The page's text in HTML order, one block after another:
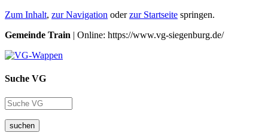
Zum Inhalt, zur Navigation oderzur Startseite springen.
Gemeinde Train | Online: https://www.vg-siegenburg.de/
Suche VG
suchen